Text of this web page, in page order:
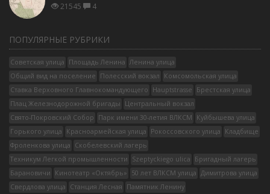
21545
4
ПОПУЛЯРНЫЕ РУБРИКИ
Советская улица Площадь Ленина
Ленина улица
Общий вид на поселение
Полесский вокзал
Комсомольская улица
Ставка Верховного Главнокомандующего
Hauptstrasse
Брестская улица
Плац Железнодорожной бригады
Центральный вокзал
Свято-Покровский Собор
Парк имени 30-летия ВЛКСМ
Куйбышева улица
Горького улица
Красноармейская улица Рокоссовского улица
Кладбище
Фроленкова улица
Скобелевский лагерь
Техникум Легкой промышленности
Szeptyckiego ulica
Бригадный лагерь
Барановичи
Кинотеатр «Октябрь» 50 лет ВЛКСМ улица
Димитрова улица
Свердлова улица
Станция Лесная
Памятник Ленину